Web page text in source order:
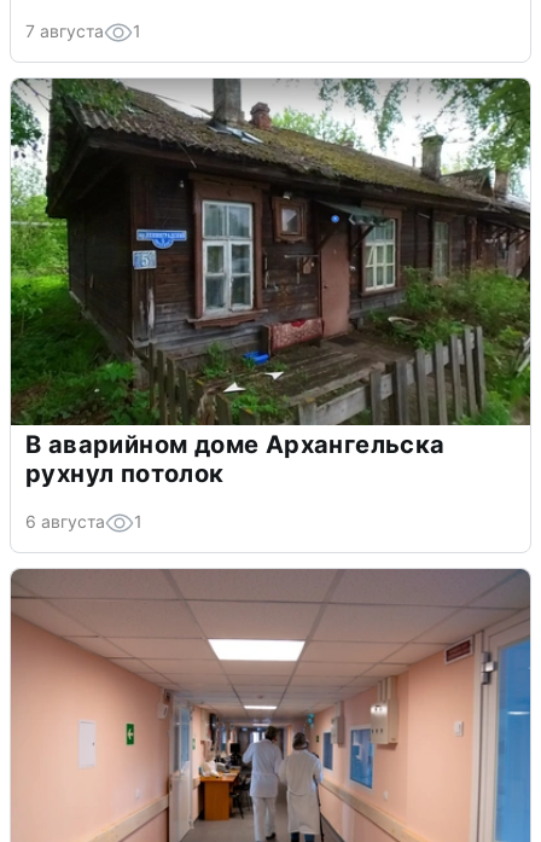
7 августа 1
В аварийном доме Архангельска
рухнул потолок
6 августа 1